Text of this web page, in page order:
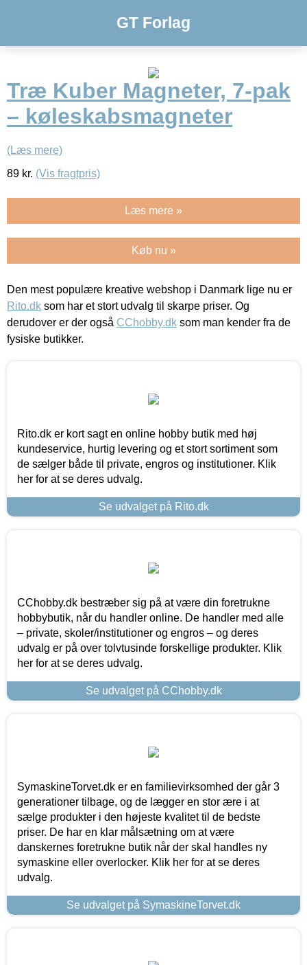
GT Forlag
Træ Kuber Magneter, 7-pak
– køleskabsmagneter
(Læs mere)
89 kr. (Vis fragtpris)
Læs mere »
Køb nu »
Den mest populære kreative webshop i Danmark lige nu er
Rito.dk som har et stort udvalg til skarpe priser. Og
derudover er der også CChobby.dk som man kender fra de
fysiske butikker.
Rito.dk er kort sagt en online hobby butik med høj
kundeservice, hurtig levering og et stort sortiment som
de sælger både til private, engros og institutioner. Klik
her for at se deres udvalg.
Se udvalget på Rito.dk
CChobby.dk bestræber sig på at være din foretrukne
hobbybutik, når du handler online. De handler med alle
– private, skoler/institutioner og engros – og deres
udvalg er på over tolvtusinde forskellige produkter. Klik
her for at se deres udvalg.
Se udvalget på CChobby.dk
SymaskineTorvet.dk er en familievirksomhed der går 3
generationer tilbage, og de lægger en stor ære i at
sælge produkter i den højeste kvalitet til de bedste
priser. De har en klar målsætning om at være
danskernes foretrukne butik når der skal handles ny
symaskine eller overlocker. Klik her for at se deres
udvalg.
Se udvalget på SymaskineTorvet.dk